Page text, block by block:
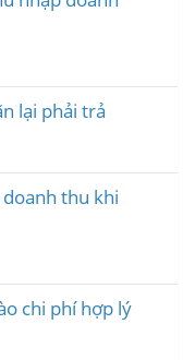
lại phải trả
thu khi
chi phí hợp lý